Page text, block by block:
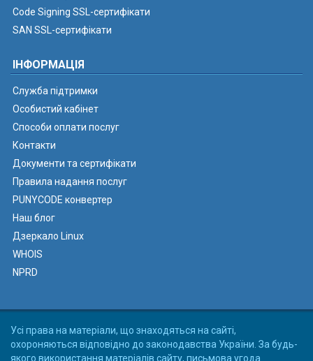
Code Signing SSL-сертифікати
SAN SSL-сертифікати
ІНФОРМАЦІЯ
Служба підтримки
Особистий кабінет
Способи оплати послуг
Контакти
Документи та сертифікати
Правила надання послуг
PUNYCODE конвертер
Наш блог
Дзеркало Linux
WHOIS
NPRD
Усі права на матеріали, що знаходяться на сайті,
охороняються відповідно до законодавства України. За будь-
якого використання матеріалів сайту, письмова угода